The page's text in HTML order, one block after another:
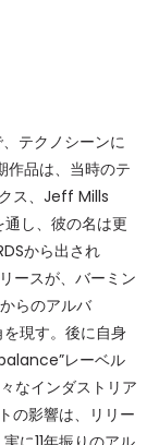
テクノシーンに
作品は、当時のテ
ス、Jeff Mills
し、彼の名は更
から出され
ースが、バーミン
らのアルバ
現す。後に自身
レーベル
なインダストリア
の影響は、リリー